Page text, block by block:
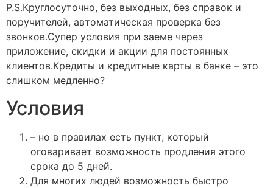
P.S.Круглосуточно, без выходных, без справок и
поручителей, автоматическая проверка без
звонков.Супер условия при заеме через
приложение, скидки и акции для постоянных
клиентов.Кредиты и кредитные карты в банке – это
слишком медленно?
Условия
– но в правилах есть пункт, который
оговаривает возможность продления этого
срока до 5 дней.
Для многих людей возможность быстро